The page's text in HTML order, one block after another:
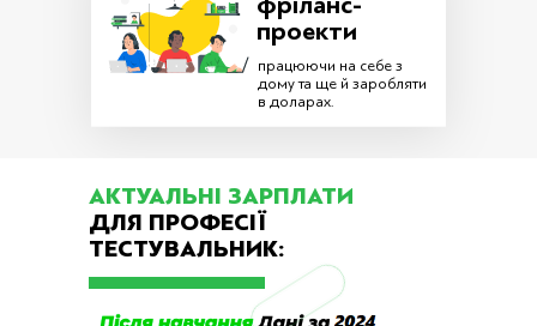
проекти
працюючи на себе з
дому та ще й заробляти
в доларах.
АКТУАЛЬНІ ЗАРПЛАТИ
ДЛЯ ПРОФЕСІЇ
ТЕСТУВАЛЬНИК: